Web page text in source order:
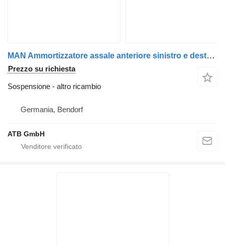
MAN Ammortizzatore assale anteriore sinistro e destro TGS/TGX 81432203049, 81432203050 per camion
Prezzo su richiesta
Sospensione - altro ricambio
Germania, Bendorf
ATB GmbH